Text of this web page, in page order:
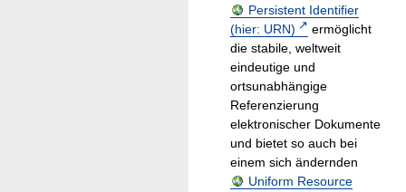
Persistent Identifier
(hier: URN)
ermöglicht
die stabile, weltweit
eindeutige und
ortsunabhängige
Referenzierung
elektronischer Dokumente
und bietet so auch bei
einem sich ändernden
Uniform Resource